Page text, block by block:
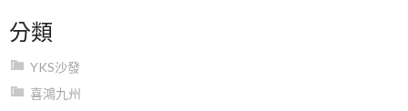
分類
YKS沙發
喜鴻九州